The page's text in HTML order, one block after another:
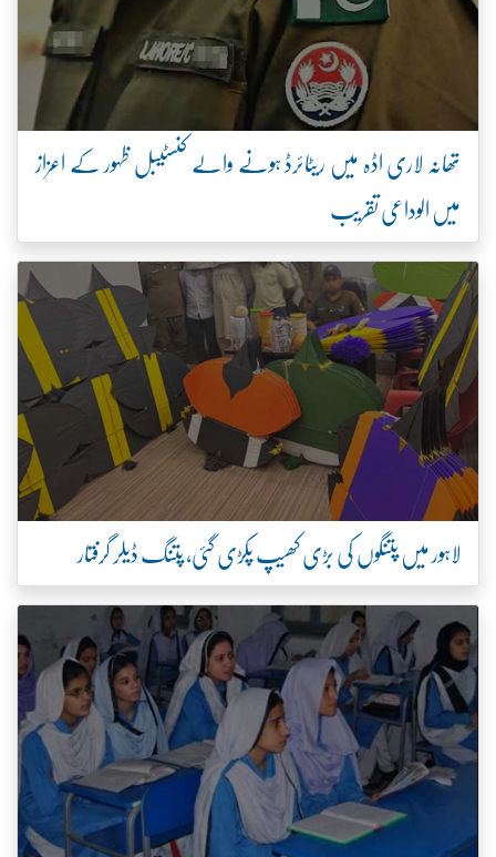
تھانہ لاری اڈہ میں ریٹائرڈ ہونے والے کنسٹیبل ظہور کے اعزاز
میں الوداعی تقریب
لاہور میں پتنگوں کی بڑی کھیپ پکڑی گئی، پتنگ ڈیلر گرفتار